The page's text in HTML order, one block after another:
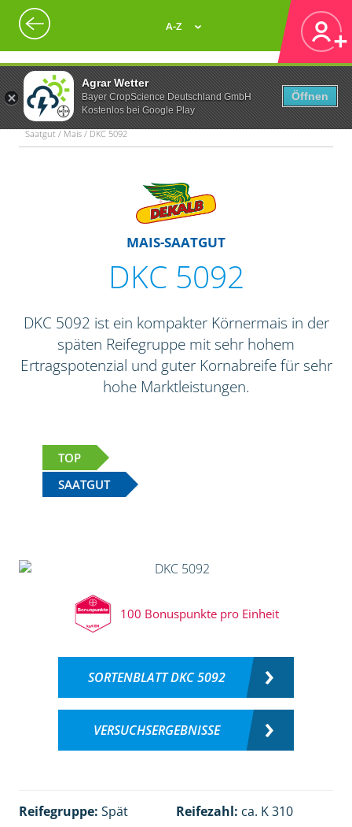
Agrar Wetter
Bayer CropScience Deutschland GmbH
Kostenlos bei Google Play
Öffnen
A-Z
Saatgut / Mais / DKC 5092
MAIS-SAATGUT
DKC 5092
DKC 5092 ist ein kompakter Körnermais in der
späten Reifegruppe mit sehr hohem
Ertragspotenzial und guter Kornabreife für sehr
hohe Marktleistungen.
TOP
SAATGUT
100 Bonuspunkte pro Einheit
SORTENBLATT DKC 5092
VERSUCHSERGEBNISSE
Reifegruppe: Spät Reifezahl: ca. K 310